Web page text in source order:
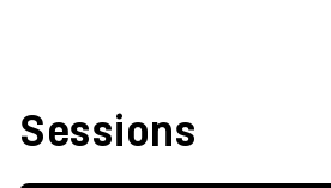
Sessions